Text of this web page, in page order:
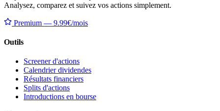
Analysez, comparez et suivez vos actions simplement.
Premium — 9.99€/mois
Outils
Screener d'actions
Calendrier dividendes
Résultats financiers
Splits d'actions
Introductions en bourse